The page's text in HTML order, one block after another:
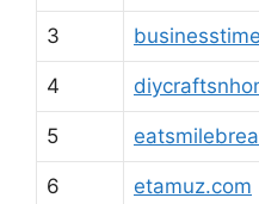
3
4
5
6 etamuz.com